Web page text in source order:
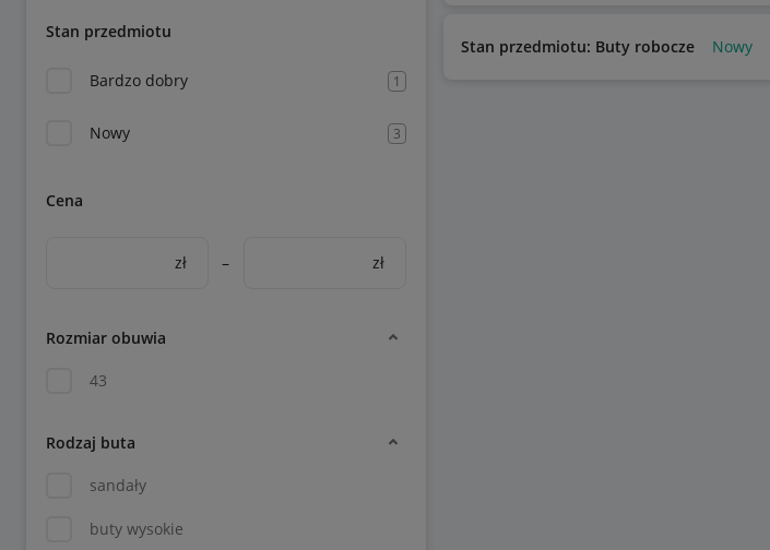
Stan przedmiotu
Bardzo dobry 1
Nowy 3
Cena
zł – zł
Rozmiar obuwia
43
Rodzaj buta
sandały
buty wysokie
Stan przedmiotu: Buty robocze Nowy